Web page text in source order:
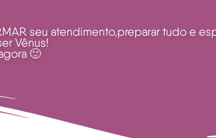
seu atendimento,preparar tudo e
Vênus!
🙂